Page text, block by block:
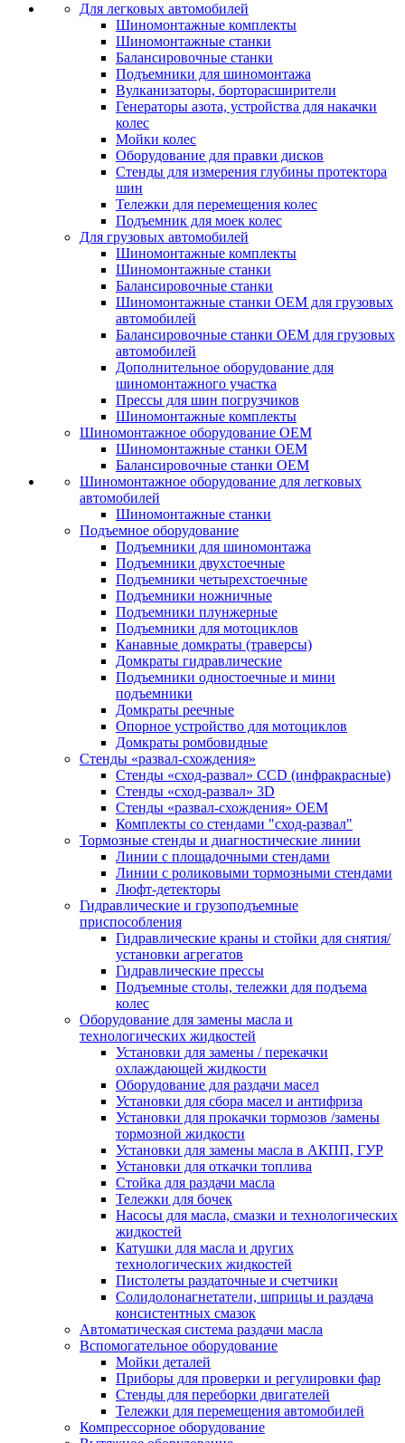
Для легковых автомобилей
Шиномонтажные комплекты
Шиномонтажные станки
Балансировочные станки
Подъемники для шиномонтажа
Вулканизаторы, борторасширители
Генераторы азота, устройства для накачки
колес
Мойки колес
Оборудование для правки дисков
Стенды для измерения глубины протектора
шин
Тележки для перемещения колес
Подъемник для моек колеc
Для грузовых автомобилей
Шиномонтажные комплекты
Шиномонтажные станки
Балансировочные станки
Шиномонтажные станки ОЕМ для грузовых
автомобилей
Балансировочные станки ОЕМ для грузовых
автомобилей
Дополнительное оборудование для
шиномонтажного участка
Прессы для шин погрузчиков
Шиномонтажные комплекты
Шиномонтажное оборудование ОЕМ
Шиномонтажные станки ОЕМ
Балансировочные станки ОЕМ
Шиномонтажное оборудование для легковых
автомобилей
Шиномонтажные станки
Подъемное оборудование
Подъемники для шиномонтажа
Подъемники двухстоечные
Подъемники четырехстоечные
Подъемники ножничные
Подъемники плунжерные
Подъемники для мотоциклов
Канавные домкраты (траверсы)
Домкраты гидравлические
Подъемники одностоечные и мини
подъемники
Домкраты реечные
Опорное устройство для мотоциклов
Домкраты ромбовидные
Стенды «развал-схождения»
Стенды «сход-развал» CCD (инфракрасные)
Стенды «сход-развал» 3D
Стенды «развал-схождения» ОЕМ
Комплекты со стендами "сход-развал"
Тормозные стенды и диагностические линии
Линии с площадочными стендами
Линии с роликовыми тормозными стендами
Люфт-детекторы
Гидравлические и грузоподъемные
приспособления
Гидравлические краны и стойки для снятия/
установки агрегатов
Гидравлические прессы
Подъемные столы, тележки для подъема
колес
Оборудование для замены масла и
технологических жидкостей
Установки для замены / перекачки
охлаждающей жидкости
Оборудование для раздачи масел
Установки для сбора масел и антифриза
Установки для прокачки тормозов /замены
тормозной жидкости
Установки для замены масла в АКПП, ГУР
Установки для откачки топлива
Стойка для раздачи масла
Тележки для бочек
Насосы для масла, смазки и технологических
жидкостей
Катушки для масла и других
технологических жидкостей
Пистолеты раздаточные и счетчики
Солидолонагнетатели, шприцы и раздача
консистентных смазок
Автоматическая система раздачи масла
Вспомогательное оборудование
Мойки деталей
Приборы для проверки и регулировки фар
Стенды для переборки двигателей
Тележки для перемещения автомобилей
Компрессорное оборудование